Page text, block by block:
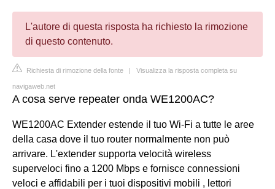
L'autore di questa risposta ha richiesto la rimozione
di questo contenuto.
Richiesta di rimozione della fonte | Visualizza la risposta completa su
navigaweb.net
A cosa serve repeater onda WE1200AC?
WE1200AC Extender estende il tuo Wi-Fi a tutte le aree
della casa dove il tuo router normalmente non può
arrivare. L'extender supporta velocità wireless
superveloci fino a 1200 Mbps e fornisce connessioni
veloci e affidabili per i tuoi dispositivi mobili , lettori